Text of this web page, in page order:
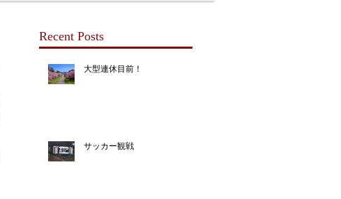
Recent Posts
大型連休目前！
サッカー観戦